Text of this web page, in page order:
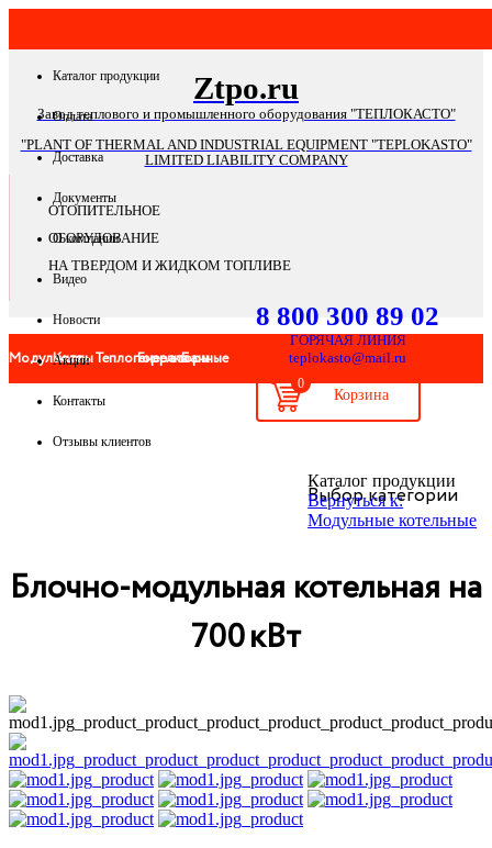
Каталог продукции
Оплата
Доставка
Документы
О компании
Видео
Новости
Акции
Контакты
Отзывы клиентов
Ztpo.ru
Завод теплового и промышленного оборудования "ТЕПЛОКАСТО"
"PLANT OF THERMAL AND INDUSTRIAL EQUIPMENT "TEPLOKASTO"
LIMITED LIABILITY COMPANY
ОТОПИТЕЛЬНОЕ
ОБОРУДОВАНИЕ
НА ТВЕРДОМ И ЖИДКОМ ТОПЛИВЕ
8 800 300 89 02
ГОРЯЧАЯ ЛИНИЯ
teplokasto@mail.ru
0
Модульные
котельные
КотлыТеплогенераторы
ГорелкиБанные
отопленияВыбор категории
Каталог продукции
Вернуться к:
Модульные котельные
Блочно‑модульная котельная на
700 кВт